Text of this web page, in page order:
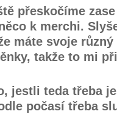
přeskočíme
k merchi.
máte svoje
takže to mi
jestli teda třeba
počasí třeba